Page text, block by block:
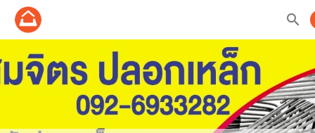
search